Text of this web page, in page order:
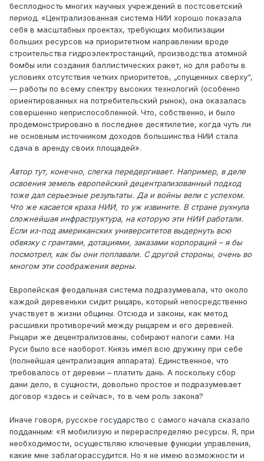
бесплодность многих научных учреждений в постсоветский
период. «Централизованная система НИИ хорошо показала
себя в масштабных проектах, требующих мобилизации
больших ресурсов на приоритетном направлении вроде
строительства гидроэлектростанций, производства атомной
бомбы или создания баллистических ракет, но для работы в
условиях отсутствия четких приоритетов, „спущенных сверху“,
— работы по всему спектру высоких технологий (особенно
ориентированных на потребительский рынок), она оказалась
совершенно неприспособленной. Что, собственно, и было
продемонстрировано в последнее десятилетие, когда чуть ли
не основным источником доходов большинства НИИ стала
сдача в аренду своих площадей».
Автор тут, конечно, слегка передергивает. Например, в деле
освоения земель европейский децентрализованный подход
тоже дал серьезные результаты. Да и войны вели с успехом.
Что же касается краха НИИ, то уж извините. В стране рухнула
сложнейшая инфраструктура, на которую эти НИИ работали.
Если из-под американских университетов выдернуть всю
обвязку с грантами, дотациями, заказами корпораций – я бы
посмотрел, как бы они поплавали. С другой стороны, очень во
многом эти соображения верны.
Европейская феодальная система подразумевала, что около
каждой деревеньки сидит рыцарь, который непосредственно
участвует в жизни общины. Отсюда и законы, как метод
расшивки противоречий между рыцарем и его деревней.
Рыцари же децентрализованы, собирают налоги сами. На
Руси было все наоборот. Князь имел всю дружину при себе
(полнейшая централизация аппарата). Единственное, что
требовалось от деревни – платить дань. А поскольку сбор
дани дело, в сущности, довольно простое и подразумевает
договор «здесь и сейчас», то в чем роль закона?
Иначе говоря, русское государство с самого начала сказало
подданным: «Я мобилизую и перераспределяю ресурсы. Я, при
необходимости, осуществляю ключевые функции управления,
какие мне заблагорассудится. Но я не имею возможности и